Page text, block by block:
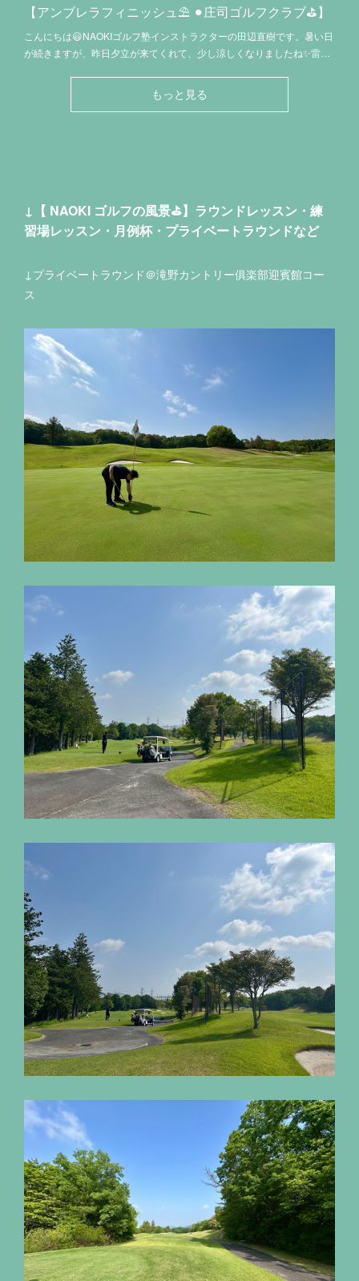
【アンブレラフィニッシュ⛱️ ⚫︎庄司ゴルフクラブ⛳️】
こんにちは😃NAOKIゴルフ塾インストラクターの田辺直樹です。暑い日
が続きますが、昨日夕立が来てくれて、少し涼しくなりましたね✨雷…
もっと見る
↓【 NAOKI ゴルフの風景⛳】ラウンドレッスン・練
習場レッスン・月例杯・プライベートラウンドなど
↓プライベートラウンド＠滝野カントリー俱楽部迎賓館コー
ス